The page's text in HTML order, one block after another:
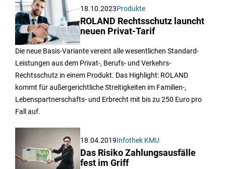
18.10.2023Produkte
ROLAND Rechtsschutz launcht
neuen Privat-Tarif
Die neue Basis-Variante vereint alle wesentlichen Standard-
Leistungen aus dem Privat-, Berufs- und Verkehrs-
Rechtsschutz in einem Produkt. Das Highlight: ROLAND
kommt für außergerichtliche Streitigkeiten im Familien-,
Lebenspartnerschafts- und Erbrecht mit bis zu 250 Euro pro
Fall auf.
18.04.2019Infothek KMU
Das Risiko Zahlungsausfälle
fest im Griff